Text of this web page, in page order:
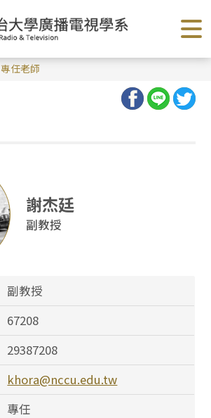
專任老師
謝杰廷
副教授
副教授
67208
29387208
khora@nccu.edu.tw
專任